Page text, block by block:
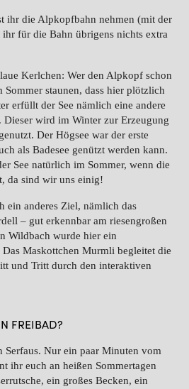
ihr die Alpkopfbahn nehmen (mit der
ihr für die Bahn übrigens nichts extra
Kerlchen: Wer den Alpkopf schon
staunen, dass hier plötzlich
erfüllt der See nämlich eine andere
Dieser wird im Winter zur Erzeugung
Der Högsee war der erste
als Badesee genützt werden kann.
See natürlich im Sommer, wenn die
da sind wir uns einig!
ein anderes Ziel, nämlich das
– gut erkennbar am riesengroßen
Wildbach wurde hier ein
Das Maskottchen Murmli begleitet die
und Tritt durch den interaktiven
FREIBAD?
Serfaus. Nur ein paar Minuten vom
ihr euch an heißen Sommertagen
ein großes Becken, ein